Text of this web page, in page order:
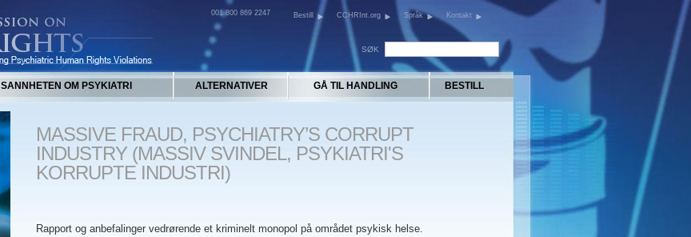
001 800 869 2247 Bestill CCHRInt.org Språk Kontakt
SØK
SANNHETEN OM PSYKIATRI ALTERNATIVER GÅ TIL HANDLING BESTILL
MASSIVE FRAUD, PSYCHIATRY’S CORRUPT
INDUSTRY (MASSIV SVINDEL, PSYKIATRI'S
KORRUPTE INDUSTRI)
Rapport og anbefalinger vedrørende et kriminelt monopol på området psykisk helse.